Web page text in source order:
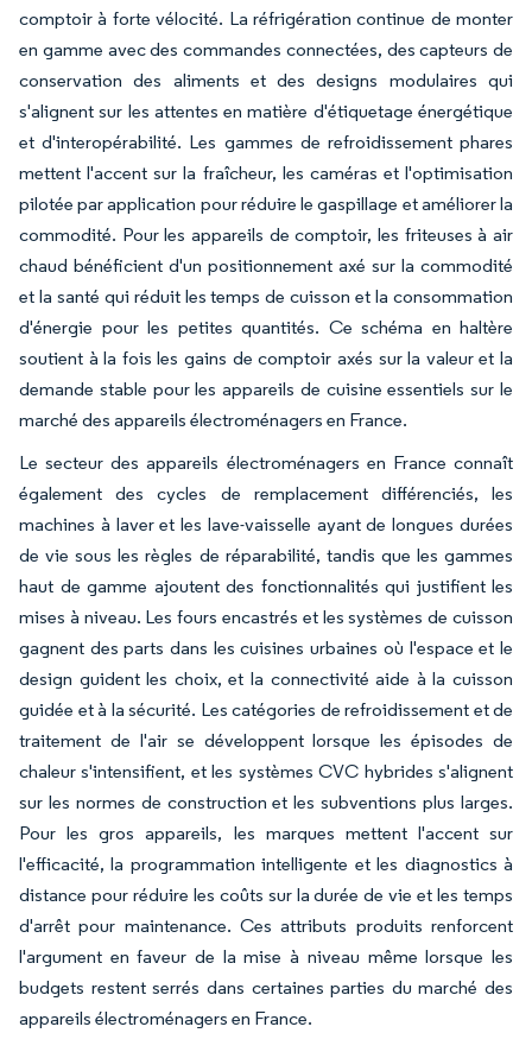
comptoir à forte vélocité. La réfrigération continue de monter
en gamme avec des commandes connectées, des capteurs de
conservation des aliments et des designs modulaires qui
s'alignent sur les attentes en matière d'étiquetage énergétique
et d'interopérabilité. Les gammes de refroidissement phares
mettent l'accent sur la fraîcheur, les caméras et l'optimisation
pilotée par application pour réduire le gaspillage et améliorer la
commodité. Pour les appareils de comptoir, les friteuses à air
chaud bénéficient d'un positionnement axé sur la commodité
et la santé qui réduit les temps de cuisson et la consommation
d'énergie pour les petites quantités. Ce schéma en haltère
soutient à la fois les gains de comptoir axés sur la valeur et la
demande stable pour les appareils de cuisine essentiels sur le
marché des appareils électroménagers en France.
Le secteur des appareils électroménagers en France connaît
également des cycles de remplacement différenciés, les
machines à laver et les lave-vaisselle ayant de longues durées
de vie sous les règles de réparabilité, tandis que les gammes
haut de gamme ajoutent des fonctionnalités qui justifient les
mises à niveau. Les fours encastrés et les systèmes de cuisson
gagnent des parts dans les cuisines urbaines où l'espace et le
design guident les choix, et la connectivité aide à la cuisson
guidée et à la sécurité. Les catégories de refroidissement et de
traitement de l'air se développent lorsque les épisodes de
chaleur s'intensifient, et les systèmes CVC hybrides s'alignent
sur les normes de construction et les subventions plus larges.
Pour les gros appareils, les marques mettent l'accent sur
l'efficacité, la programmation intelligente et les diagnostics à
distance pour réduire les coûts sur la durée de vie et les temps
d'arrêt pour maintenance. Ces attributs produits renforcent
l'argument en faveur de la mise à niveau même lorsque les
budgets restent serrés dans certaines parties du marché des
appareils électroménagers en France.